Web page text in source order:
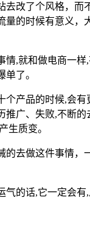
去改了个风格，而
量的时候有意义，
情,就和做电商一
单了。
个产品的时候,会
推广、失败,不断的
生质变。
的去做这件事情，
气的话,它一定会有